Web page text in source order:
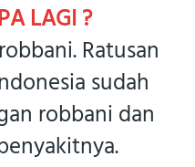
LAGI ?
Ratusan
sudah
robbani dan